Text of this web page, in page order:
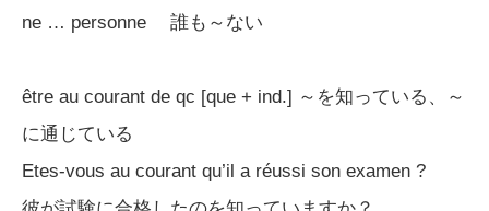
ne … personne 誰も～ない
être au courant de qc [que + ind.] ～を知っている、～
に通じている
Etes-vous au courant qu’il a réussi son examen ?